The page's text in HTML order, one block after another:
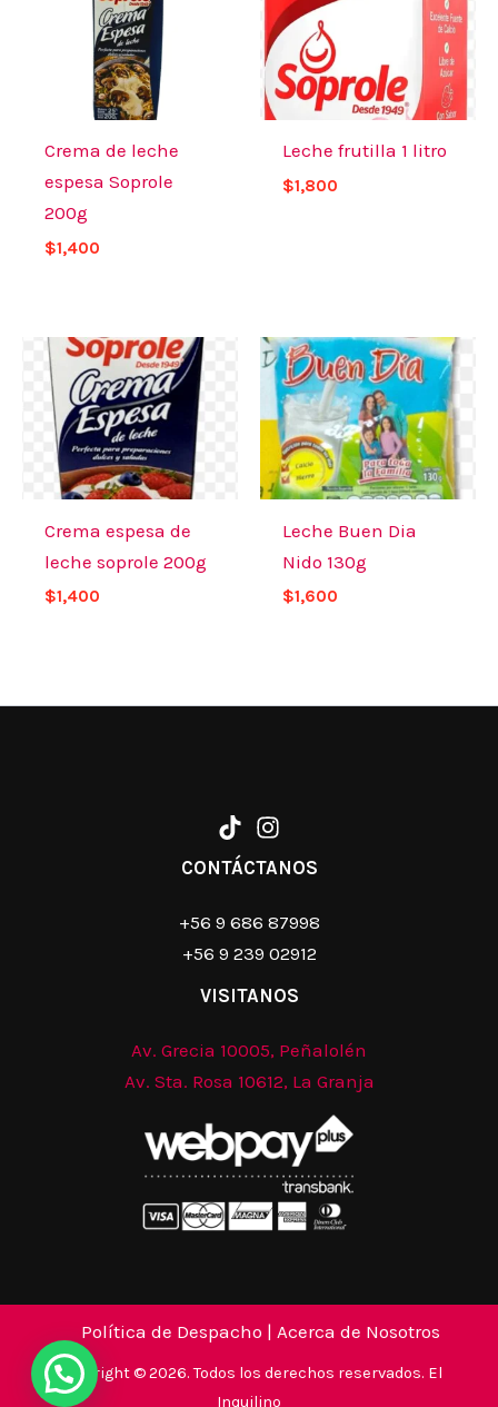
Crema de leche
espesa Soprole
200g
$1,400
Leche frutilla 1 litro
$1,800
Crema espesa de
leche soprole 200g
$1,400
Leche Buen Dia
Nido 130g
$1,600
CONTÁCTANOS
+56 9 686 87998
+56 9 239 02912
VISITANOS
Av. Grecia 10005, Peñalolén
Av. Sta. Rosa 10612, La Granja
Política de Despacho | Acerca de Nosotros
Copyright © 2026. Todos los derechos reservados. El
Inquilino